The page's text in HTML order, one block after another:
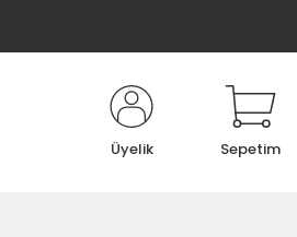
Üyelik Sepetim